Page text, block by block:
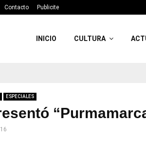
Contacto Publicite
INICIO CULTURA
ESPECIALES